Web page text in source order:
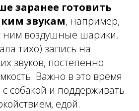
заранее готовить
звукам, например,
ним воздушные шарики.
тихо) запись на
звуков, постепенно
Важно в это время
с собакой и поддерживать
едой.